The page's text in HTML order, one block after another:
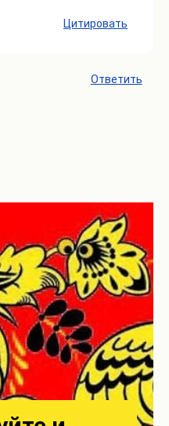
Цитировать
Ответить